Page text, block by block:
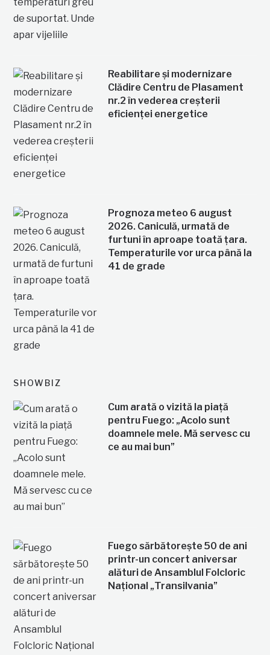
Reabilitare și modernizare
Clădire Centru de Plasament
nr.2 în vederea creșterii
eficienței energetice
Prognoza meteo 6 august
2026. Caniculă, urmată de
furtuni în aproape toată țara.
Temperaturile vor urca până la
41 de grade
SHOWBIZ
Cum arată o vizită la piață
pentru Fuego: „Acolo sunt
doamnele mele. Mă servesc cu
ce au mai bun”
Fuego sărbătorește 50 de ani
printr-un concert aniversar
alături de Ansamblul Folcloric
Național „Transilvania”